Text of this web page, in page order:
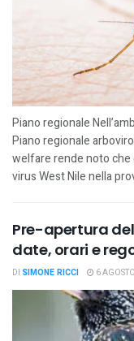
Piano regionale
Piano regionale
welfare rende noto che
virus West Nile nella
Pre-apertura
date, orari e
DI SIMONE RICCI 6